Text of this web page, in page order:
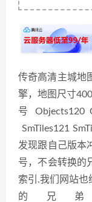
传奇高清主城地
擎，地图尺寸
号 Objects120
SmTiles121
发现跟自己版本
号，不会转换的
索引.我们网站也
的兄